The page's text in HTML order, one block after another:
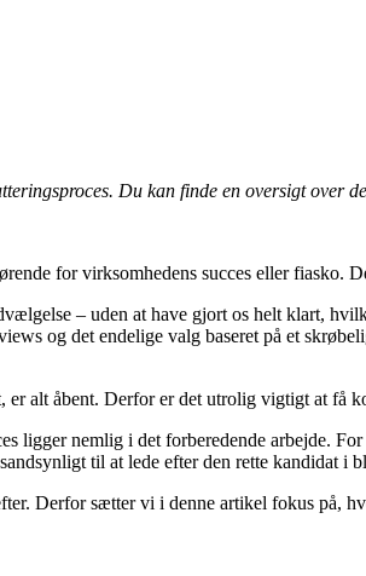
Du kan finde en oversigt over
for virksomhedens succes eller fiasko.
– uden at have gjort os helt klart,
og det endelige valg baseret på et
alt åbent. Derfor er det utrolig vigtigt at få
ligger nemlig i det forberedende arbejde.
til at lede efter den rette kandidat i
Derfor sætter vi i denne artikel fokus på,